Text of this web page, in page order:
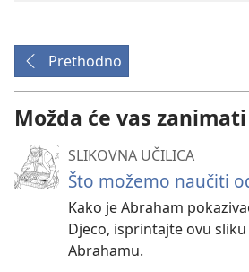
Prethodno
Možda će vas
SLIKOVNA UČILICA
Što možemo naučiti
Kako je Abraham
Djeco, isprintajte ovu
Abrahamu.